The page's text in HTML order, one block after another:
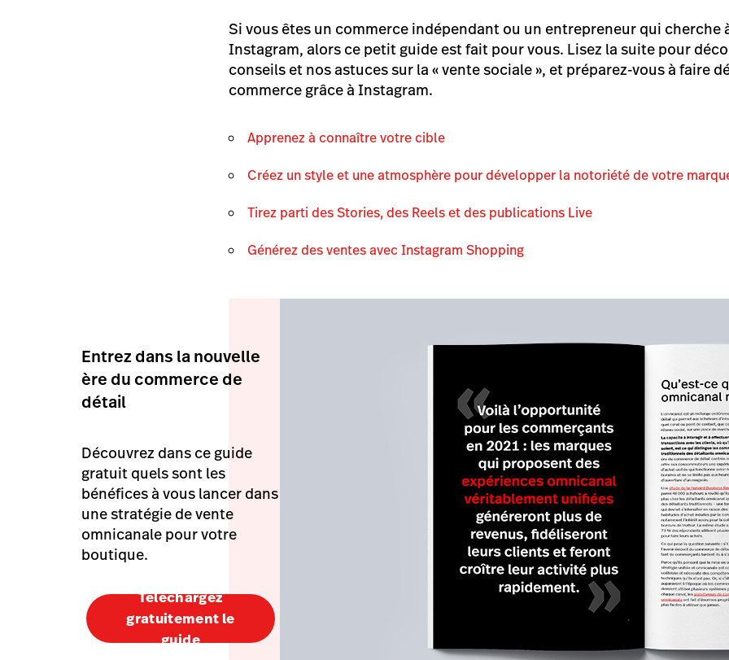
Si vous êtes un commerce indépendant ou un entrepreneur qui cherche
Instagram, alors ce petit guide est fait pour vous. Lisez la suite pour
conseils et nos astuces sur la « vente sociale », et préparez-vous à faire
commerce grâce à Instagram.
Apprenez à connaître votre cible
Créez un style et une atmosphère pour développer la notoriété de votre
Tirez parti des Stories, des Reels et des publications Live
Générez des ventes avec Instagram Shopping
Entrez dans la nouvelle
ère du commerce de
détail
Découvrez dans ce guide
gratuit quels sont les
bénéfices à vous lancer dans
une stratégie de vente
omnicanale pour votre
boutique.
Téléchargez
gratuitement le
guide